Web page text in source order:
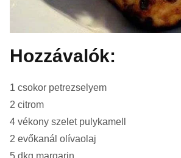
Hozzávalók:
1 csokor petrezselyem
2 citrom
4 vékony szelet pulykamell
2 evőkanál olívaolaj
5 dkg margarin